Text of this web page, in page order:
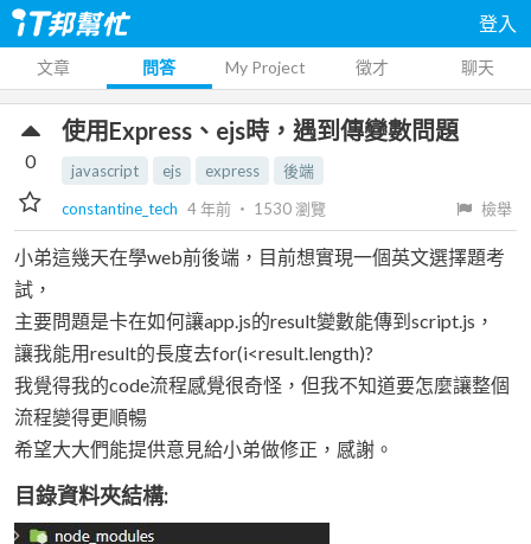
登入
文章 問答 My Project 徵才 聊天
使用Express、ejs時，遇到傳變數問題
javascript ejs express
後端
constantine_tech 4 年前 ‧ 1530瀏覽 檢舉
0
小弟這幾天在學web前後端，目前想實現一個英文選擇題考
試，
主要問題是卡在如何讓app.js的result變數能傳到script.js，
讓我能用result的長度去for(i<result.length)?
我覺得我的code流程感覺很奇怪，但我不知道要怎麼讓整個
流程變得更順暢
希望大大們能提供意見給小弟做修正，感謝。
目錄資料夾結構: